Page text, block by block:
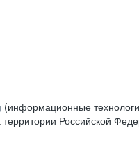
(информационные
Российской